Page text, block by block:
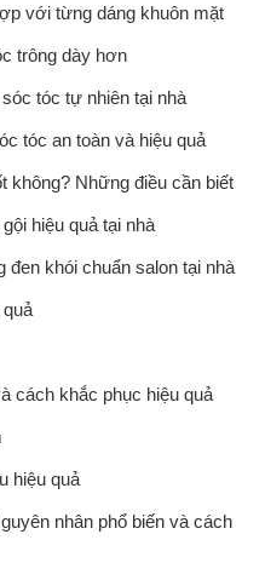
với từng dáng khuôn mặt
trông dày hơn
tóc tự nhiên tại nhà
tóc an toàn và hiệu quả
không? Những điều cần biết
hiệu quả tại nhà
khói chuẩn salon tại nhà
cách khắc phục hiệu quả
hiệu quả
nhân phổ biến và cách